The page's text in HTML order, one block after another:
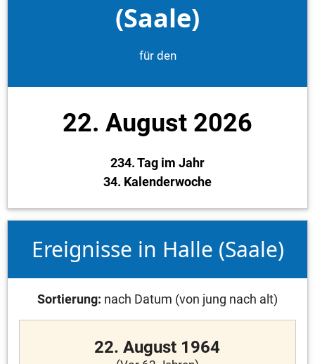
(Saale)
für den
22. August 2026
234. Tag im Jahr
34. Kalenderwoche
Ereignisse in Halle (Saale)
Sortierung: nach Datum (von jung nach alt)
22. August 1964